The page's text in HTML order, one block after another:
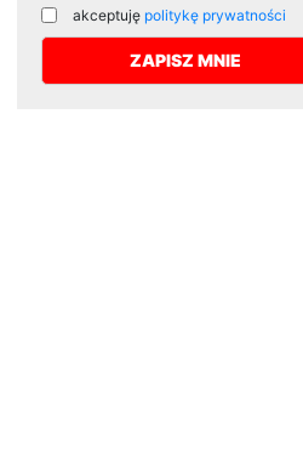
akceptuję politykę prywatności